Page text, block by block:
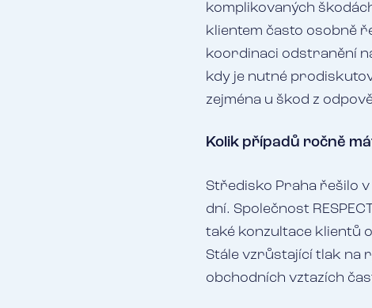
komplikovaných
klientem často osobně
koordinaci odstranění
kdy je nutné
zejména u škod z
Kolik případů ročně
Středisko Praha řešilo
dní. Společnost
také konzultace klientů
Stále vzrůstající tlak na
obchodních vztazích